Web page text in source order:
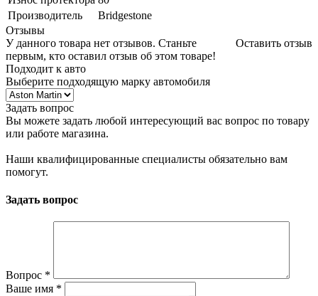
Производитель
Bridgestone
Отзывы
Оставить отзыв
У данного товара нет отзывов. Станьте
первым, кто оставил отзыв об этом товаре!
Подходит к авто
Выберите подходящую марку автомобиля
Задать вопрос
Вы можете задать любой интересующий вас вопрос по товару
или работе магазина.
Наши квалифицированные специалисты обязательно вам
помогут.
Задать вопрос
Вопрос *
Ваше имя *